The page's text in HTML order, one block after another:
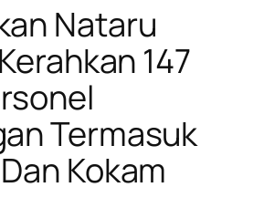
Nataru
147
Termasuk
Kokam